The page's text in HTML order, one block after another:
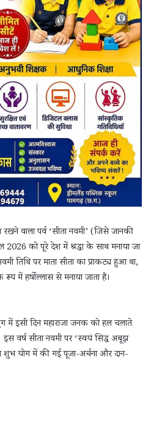
वाला पर्व ‘सीता नवमी’ (जिसे जानकी
को पूरे देश में श्रद्धा के साथ मनाया जा
तिथि पर माता सीता का प्राकट्य हुआ था,
में हर्षोल्लास से मनाया जाता है।
में इसी दिन महाराजा जनक को हल चलाते
इस वर्ष सीता नवमी पर ‘स्वयं सिद्ध अबूझ
शुभ योग में की गई पूजा-अर्चना और दान-